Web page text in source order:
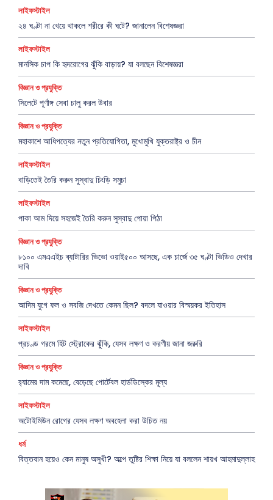
লাইফস্টাইল
২৪ ঘণ্টা না খেয়ে থাকলে শরীরে কী ঘটে? জানালেন বিশেষজ্ঞরা
লাইফস্টাইল
মানসিক চাপ কি হৃদরোগের ঝুঁকি বাড়ায়? যা বলছেন বিশেষজ্ঞরা
বিজ্ঞান ও প্রযুক্তি
সিলেটে পূর্ণাঙ্গ সেবা চালু করল উবার
বিজ্ঞান ও প্রযুক্তি
মহাকাশে আধিপত্যের নতুন প্রতিযোগিতা, মুখোমুখি যুক্তরাষ্ট্র ও চীন
লাইফস্টাইল
বাড়িতেই তৈরি করুন সুস্বাদু চিংড়ি সমুচা
লাইফস্টাইল
পাকা আম দিয়ে সহজেই তৈরি করুন সুস্বাদু পোয়া পিঠা
বিজ্ঞান ও প্রযুক্তি
৮১০০ এমএএইচ ব্যাটারির ভিভো ওয়াই৫০০ আসছে, এক চার্জে ৩৫ ঘণ্টা ভিডিও দেখার
দাবি
বিজ্ঞান ও প্রযুক্তি
আদিম যুগে ফল ও সবজি দেখতে কেমন ছিল? বদলে যাওয়ার বিস্ময়কর ইতিহাস
লাইফস্টাইল
প্রচণ্ড গরমে হিট স্ট্রোকের ঝুঁকি, যেসব লক্ষণ ও করণীয় জানা জরুরি
বিজ্ঞান ও প্রযুক্তি
র‍্যামের দাম কমেছে, বেড়েছে পোর্টেবল হার্ডডিস্কের মূল্য
লাইফস্টাইল
অটোইমিউন রোগের যেসব লক্ষণ অবহেলা করা উচিত নয়
ধর্ম
বিত্তবান হয়েও কেন মানুষ অসুখী? অল্পে তুষ্টির শিক্ষা নিয়ে যা বললেন শায়খ আহমাদুল্লাহ